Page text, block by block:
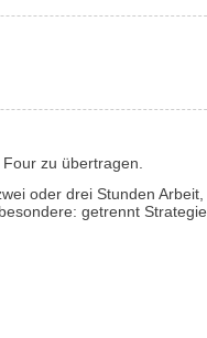
zu übertragen.
oder drei Stunden
getrennt